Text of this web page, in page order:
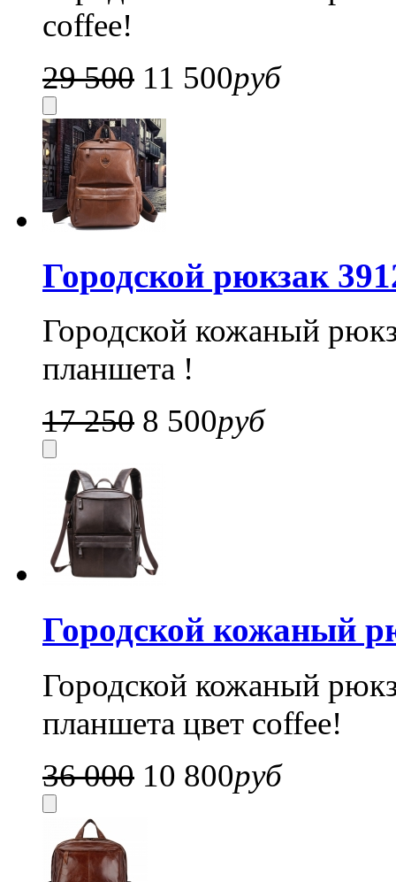
coffee!
29 500 11 500руб
Городской рюкзак
Городской кожаный
планшета !
17 250 8 500руб
Городской кожаный
Городской кожаный
планшета цвет coffee!
36 000 10 800руб